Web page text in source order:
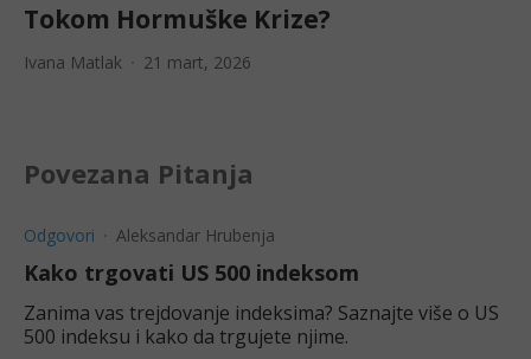
Tokom Hormuške Krize?
Ivana Matlak 21 mart, 2026
Povezana Pitanja
Odgovori Aleksandar Hrubenja
Kako trgovati US 500 indeksom
Zanima vas trejdovanje indeksima? Saznajte više o US
500 indeksu i kako da trgujete njime.